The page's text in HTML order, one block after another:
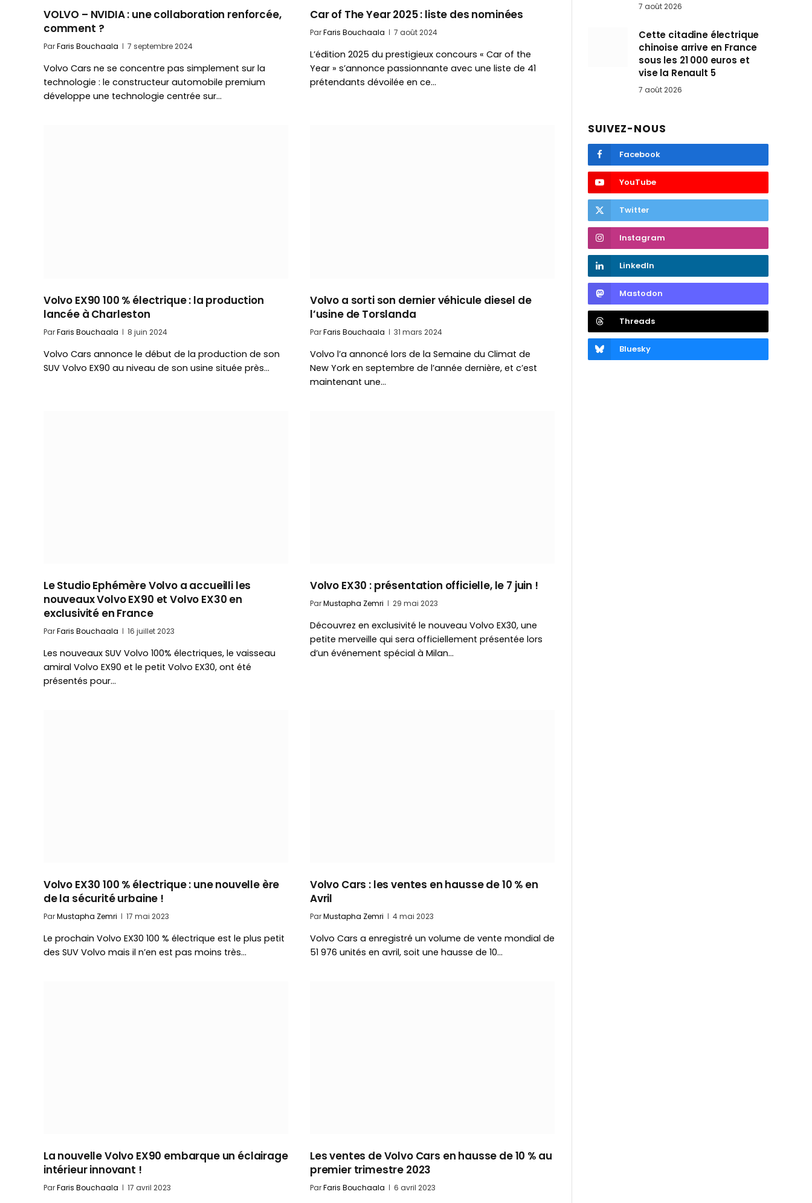
VOLVO – NVIDIA : une collaboration renforcée,
comment ?
ParFaris Bouchaala 7 septembre 2024
Volvo Cars ne se concentre pas simplement sur la
technologie : le constructeur automobile premium
développe une technologie centrée sur…
Car of The Year 2025 : liste des nominées
ParFaris Bouchaala 7 août 2024
L’édition 2025 du prestigieux concours « Car of the
Year » s’annonce passionnante avec une liste de 41
prétendants dévoilée en ce…
Volvo EX90 100 % électrique : la production
lancée à Charleston
ParFaris Bouchaala 8 juin 2024
Volvo Cars annonce le début de la production de son
SUV Volvo EX90 au niveau de son usine située près…
Volvo a sorti son dernier véhicule diesel de
l’usine de Torslanda
ParFaris Bouchaala 31 mars 2024
Volvo l’a annoncé lors de la Semaine du Climat de
New York en septembre de l’année dernière, et c’est
maintenant une…
Le Studio Ephémère Volvo a accueilli les
nouveaux Volvo EX90 et Volvo EX30 en
exclusivité en France
ParFaris Bouchaala 16 juillet 2023
Les nouveaux SUV Volvo 100% électriques, le vaisseau
amiral Volvo EX90 et le petit Volvo EX30, ont été
présentés pour…
Volvo EX30 : présentation officielle, le 7 juin !
ParMustapha Zemri 29 mai 2023
Découvrez en exclusivité le nouveau Volvo EX30, une
petite merveille qui sera officiellement présentée lors
d’un événement spécial à Milan…
Volvo EX30 100 % électrique : une nouvelle ère
de la sécurité urbaine !
ParMustapha Zemri 17 mai 2023
Le prochain Volvo EX30 100 % électrique est le plus petit
des SUV Volvo mais il n’en est pas moins très…
Volvo Cars : les ventes en hausse de 10 % en
Avril
ParMustapha Zemri 4 mai 2023
Volvo Cars a enregistré un volume de vente mondial de
51 976 unités en avril, soit une hausse de 10…
La nouvelle Volvo EX90 embarque un éclairage
intérieur innovant !
ParFaris Bouchaala 17 avril 2023
Les ventes de Volvo Cars en hausse de 10 % au
premier trimestre 2023
ParFaris Bouchaala 6 avril 2023
7 août 2026
Cette citadine électrique
chinoise arrive en France
sous les 21 000 euros et
vise la Renault 5
7 août 2026
SUIVEZ-NOUS
Facebook
YouTube
Twitter
Instagram
LinkedIn
Mastodon
Threads
Bluesky